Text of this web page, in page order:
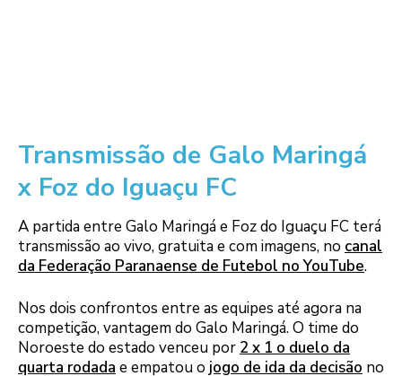
Transmissão de Galo Maringá
x Foz do Iguaçu FC
A partida entre Galo Maringá e Foz do Iguaçu FC terá
transmissão ao vivo, gratuita e com imagens, no canal
da Federação Paranaense de Futebol no YouTube.
Nos dois confrontos entre as equipes até agora na
competição, vantagem do Galo Maringá. O time do
Noroeste do estado venceu por 2 x 1 o duelo da
quarta rodada e empatou o jogo de ida da decisão no